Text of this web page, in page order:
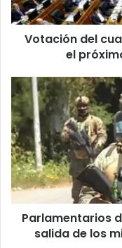
realizará
el
próximo
el
Senado
Votación del
el
Parlamentarios
del
Partido
Comunista
piden
la
salida
de
los
militares
Parlamentarios
salida de los